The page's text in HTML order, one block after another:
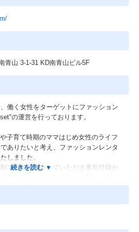
青山 3-1-31 KD南青山ビル5F
働く女性をターゲットにファッション
の運営を行っております。
子育て時期のママはじめ女性のライフ
ありたいと考え、ファッションレンタ
しました。
で会員登録をしていただき事前登録か
を借りることができ、返却期限は一切
送ルートの確保、「寺田倉庫」と提携
急便」と提携し、クリーニングも管理